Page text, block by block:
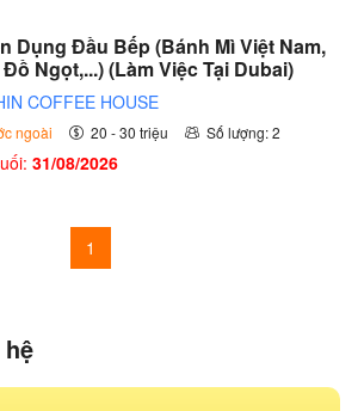
Dụng Đầu Bếp (Bánh Mì Việt Nam,
Ngọt,...) (Làm Việc Tại Dubai)
COFFEE HOUSE
ngoài 20 - 30 triệu Số lượng: 2
31/08/2026
1